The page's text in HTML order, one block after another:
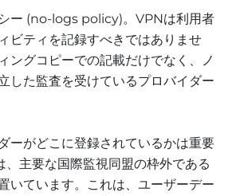
ー (no-logs policy)。VPNは利用者
ビティを記録すべきではありませ
ングコピーでの記載だけでなく、ノ
した監査を受けているプロバイダー
ーがどこに登録されているかは重要
主要な国際監視同盟の枠外である
いています。これは、ユーザーデー